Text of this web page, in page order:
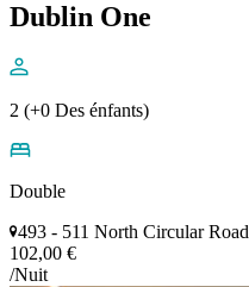
Dublin One
2 (+0 Des énfants)
Double
493 - 511 North Circular Road
102,00 €
/Nuit